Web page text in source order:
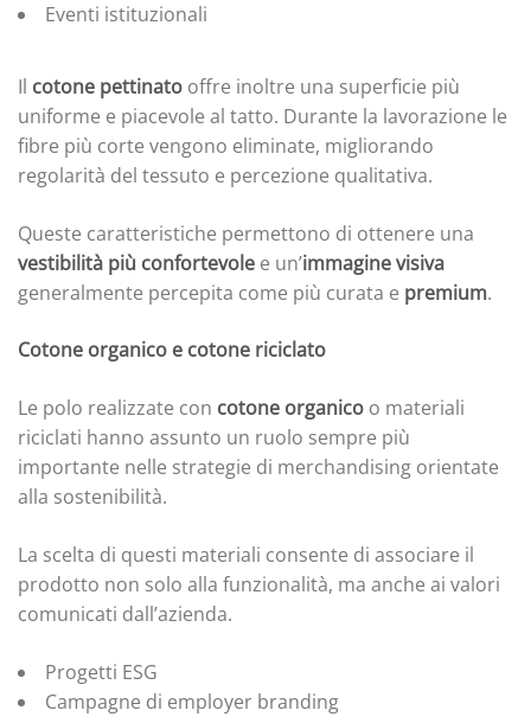
Eventi istituzionali
Il cotone pettinato offre inoltre una superficie più
uniforme e piacevole al tatto. Durante la lavorazione le
fibre più corte vengono eliminate, migliorando
regolarità del tessuto e percezione qualitativa.
Queste caratteristiche permettono di ottenere una
vestibilità più confortevole e un’immagine visiva
generalmente percepita come più curata e premium.
Cotone organico e cotone riciclato
Le polo realizzate con cotone organico o materiali
riciclati hanno assunto un ruolo sempre più
importante nelle strategie di merchandising orientate
alla sostenibilità.
La scelta di questi materiali consente di associare il
prodotto non solo alla funzionalità, ma anche ai valori
comunicati dall’azienda.
Progetti ESG
Campagne di employer branding